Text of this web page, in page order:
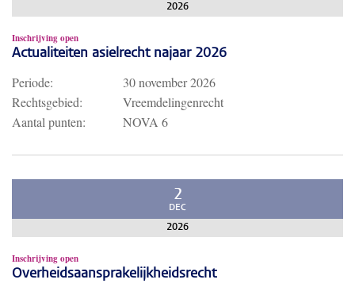
2026
Inschrijving open
Actualiteiten asielrecht najaar 2026
Periode:
30 november 2026
Rechtsgebied:
Vreemdelingenrecht
Aantal punten:
NOVA 6
2
DEC
2026
Inschrijving open
Overheidsaansprakelijkheidsrecht